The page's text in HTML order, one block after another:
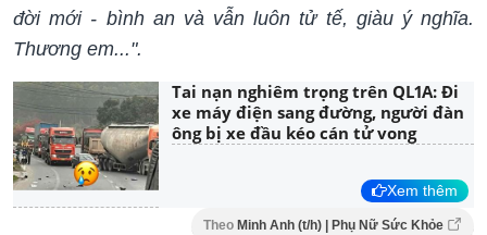
đời mới - bình an và vẫn luôn tử tế, giàu ý nghĩa.
Thương em...".
Tai nạn nghiêm trọng trên QL1A: Đi
xe máy điện sang đường, người đàn
ông bị xe đầu kéo cán tử vong
Xem thêm
Theo Minh Anh (t/h) | Phụ Nữ Sức Khỏe